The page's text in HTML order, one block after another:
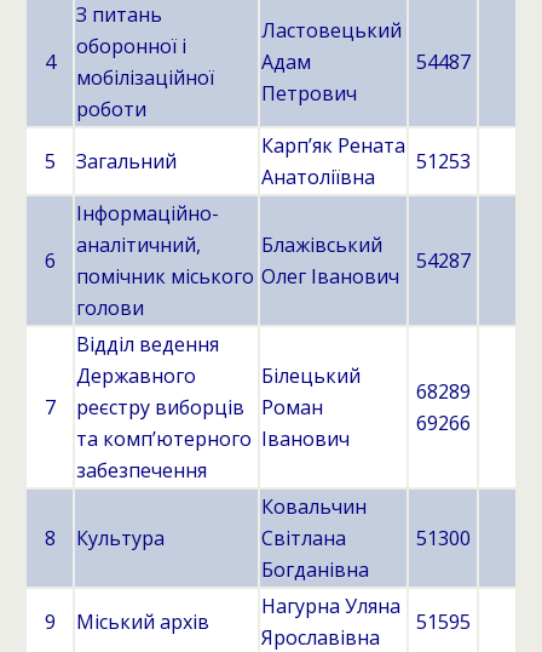
4
З питань
оборонної і
мобілізаційної
роботи
Ластовецький
Адам
Петрович
54487
5 Загальний
Карп’як Рената
Анатоліївна
51253
6
Інформаційно-
аналітичний,
помічник міського
голови
Блажівський
Олег Іванович
54287
7
Відділ ведення
Державного
реєстру виборців
та комп’ютерного
забезпечення
Білецький
Роман
Іванович
68289
69266
8 Культура
Ковальчин
Світлана
Богданівна
51300
9 Міський архів
Нагурна Уляна
Ярославівна
51595